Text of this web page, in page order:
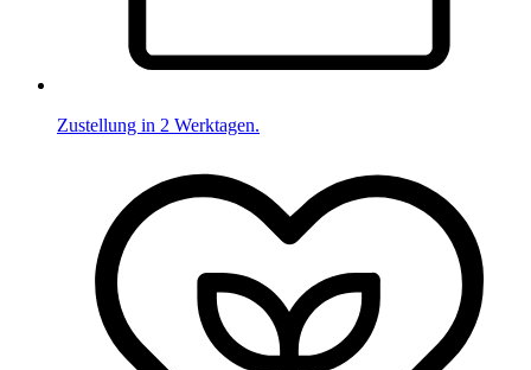
Zustellung in 2 Werktagen.